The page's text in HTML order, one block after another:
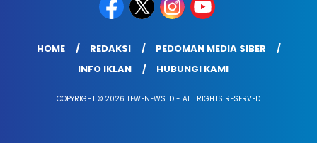
HOME REDAKSI
PEDOMAN MEDIA SIBER
INFO IKLAN
HUBUNGI KAMI
COPYRIGHT © 2026 TEWENEWS.ID - ALL RIGHTS RESERVED